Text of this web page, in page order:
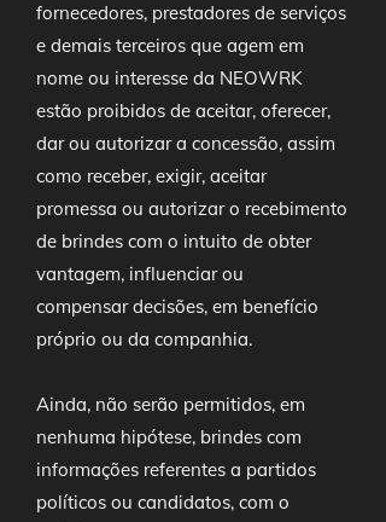
fornecedores, prestadores de serviços
e demais terceiros que agem em
nome ou interesse da NEOWRK
estão proibidos de aceitar, oferecer,
dar ou autorizar a concessão, assim
como receber, exigir, aceitar
promessa ou autorizar o recebimento
de brindes com o intuito de obter
vantagem, influenciar ou
compensar decisões, em benefício
próprio ou da companhia.
Ainda, não serão permitidos, em
nenhuma hipótese, brindes com
informações referentes a partidos
políticos ou candidatos, com o